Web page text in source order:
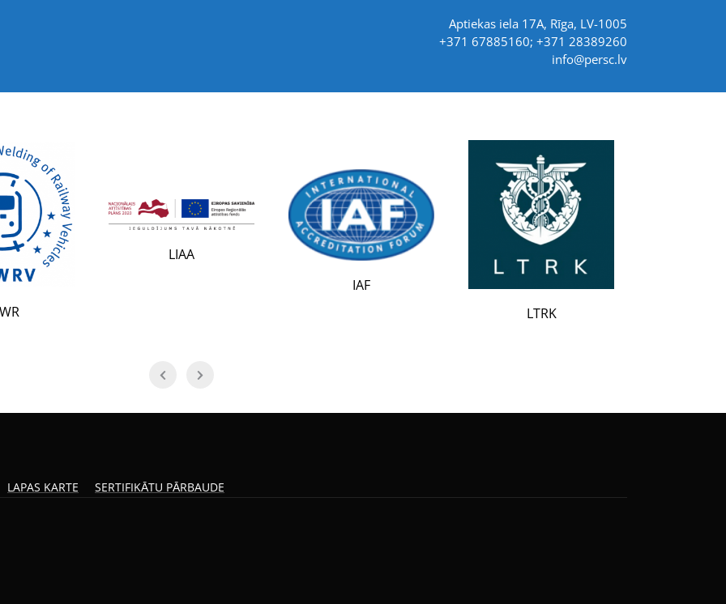
Aptiekas iela 17A, Rīga, LV-1005
+371 67885160; +371 28389260
info@persc.lv
LIAA
LATAK
LAPAS KARTE SERTIFIKĀTU PĀRBAUDE